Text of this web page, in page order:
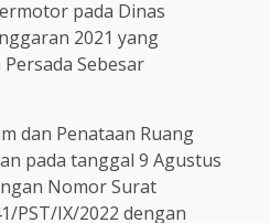
pada Dinas
2021 yang
Sebesar
dan Penataan Ruang
pada tanggal 9 Agustus
Nomor Surat
PST/IX/2022 dengan